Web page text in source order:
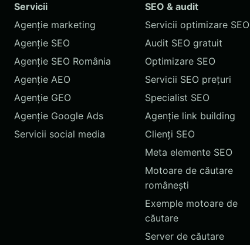
Servicii
Agenție marketing
Agenție SEO
Agenție SEO România
Agenție AEO
Agenție GEO
Agenție Google Ads
Servicii social media
SEO & audit
Servicii optimizare SEO
Audit SEO gratuit
Optimizare SEO
Servicii SEO prețuri
Specialist SEO
Agenție link building
Clienți SEO
Meta elemente SEO
Motoare de căutare
românești
Exemple motoare de
căutare
Server de căutare